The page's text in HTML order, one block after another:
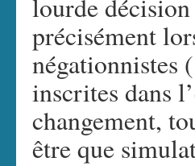
lourde
précisément
négationnistes
inscrites dans
changement,
être que